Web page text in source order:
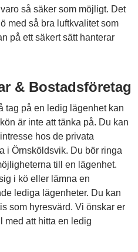
så säker som möjligt. Det
med så bra luftkvalitet som
på ett säkert sätt hanterar
& Bostadsföretag
tag på en ledig lägenhet kan
är inte att tänka på. Du kan
hos de privata
i Örnsköldsvik. Du bör ringa
till en lägenhet.
i kö eller lämna en
lediga lägenheter. Du kan
som hyresvärd. Vi önskar er
med att hitta en ledig